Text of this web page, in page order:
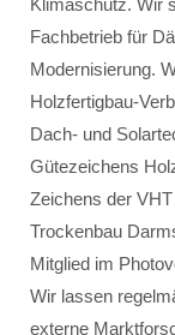
Klimaschutz. Wir
Fachbetrieb für
Modernisierung.
Holzfertigbau-
Dach- und
Gütezeichens
Zeichens der
Trockenbau
Mitglied im
Wir lassen
externe